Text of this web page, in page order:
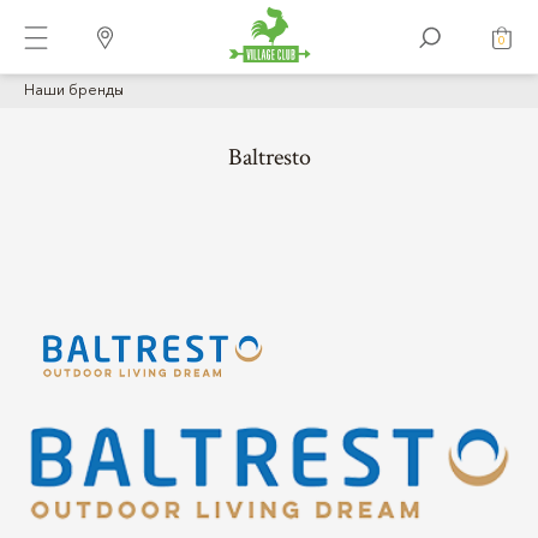
0
Наши бренды
Baltresto